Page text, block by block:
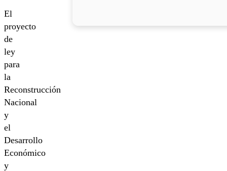
El
proyecto
de
ley
para
la
Reconstrucción
Nacional
y
el
Desarrollo
Económico
y